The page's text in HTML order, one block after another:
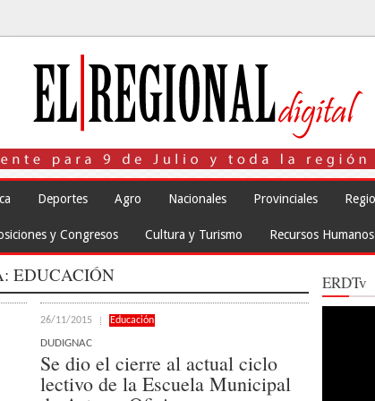
Deportes Agro Nacionales Provinciales
y Congresos Cultura y Turismo Recursos Humanos
EDUCACIÓN
26/11/2015 Educación
DUDIGNAC
Se dio el cierre al actual ciclo
lectivo de la Escuela Municipal
ERDTv